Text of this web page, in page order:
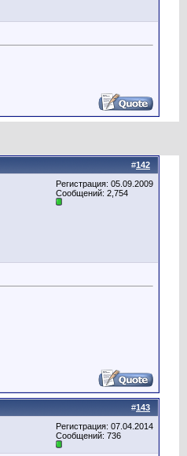
#142
Регистрация: 05.09.2009
Сообщений: 2,754
#143
Регистрация: 07.04.2014
Сообщений: 736